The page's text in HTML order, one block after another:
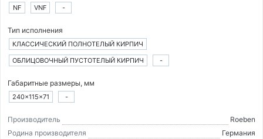
NF VNF -
Тип исполнения
КЛАССИЧЕСКИЙ ПОЛНОТЕЛЫЙ КИРПИЧ
ОБЛИЦОВОЧНЫЙ ПУСТОТЕЛЫЙ КИРПИЧ
-
Габаритные размеры, мм
240×115×71 -
Производитель
Roeben
Родина производителя
Германия